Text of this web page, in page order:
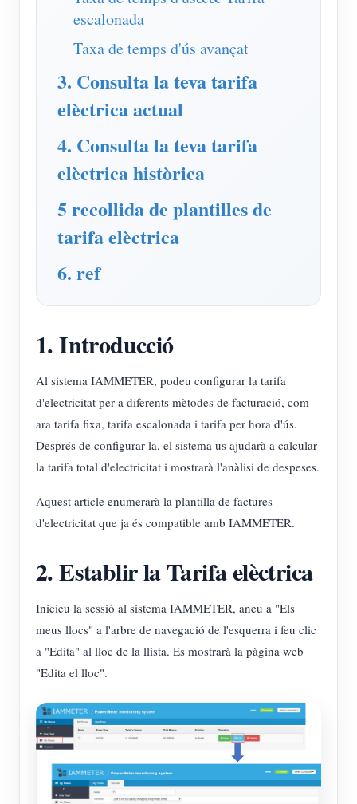
Aplicacions
Monitor d'energia del sistema solar fotovoltaic
Monitor de consum d'electricitat
Sistema de control de calefacció fotovoltaica
Domòtica
Monitorització energètica de fàbrica
Recursos
Document
Preguntes freqüents
Notícies
Blocs
Programa de recompenses
Sobre nosaltres
escalonada
Taxa de temps d'ús avançat
3. Consulta la teva tarifa
elèctrica actual
4. Consulta la teva tarifa
elèctrica històrica
5 recollida de plantilles de
tarifa elèctrica
6. ref
1. Introducció
Al sistema IAMMETER, podeu configurar la tarifa
d'electricitat per a diferents mètodes de facturació, com
ara tarifa fixa, tarifa escalonada i tarifa per hora d'ús.
Després de configurar-la, el sistema us ajudarà a calcular
la tarifa total d'electricitat i mostrarà l'anàlisi de despeses.
Aquest article enumerarà la plantilla de factures
d'electricitat que ja és compatible amb IAMMETER.
2. Establir la Tarifa elèctrica
Inicieu la sessió al sistema IAMMETER, aneu a "Els
meus llocs" a l'arbre de navegació de l'esquerra i feu clic
a "Edita" al lloc de la llista. Es mostrarà la pàgina web
"Edita el lloc".